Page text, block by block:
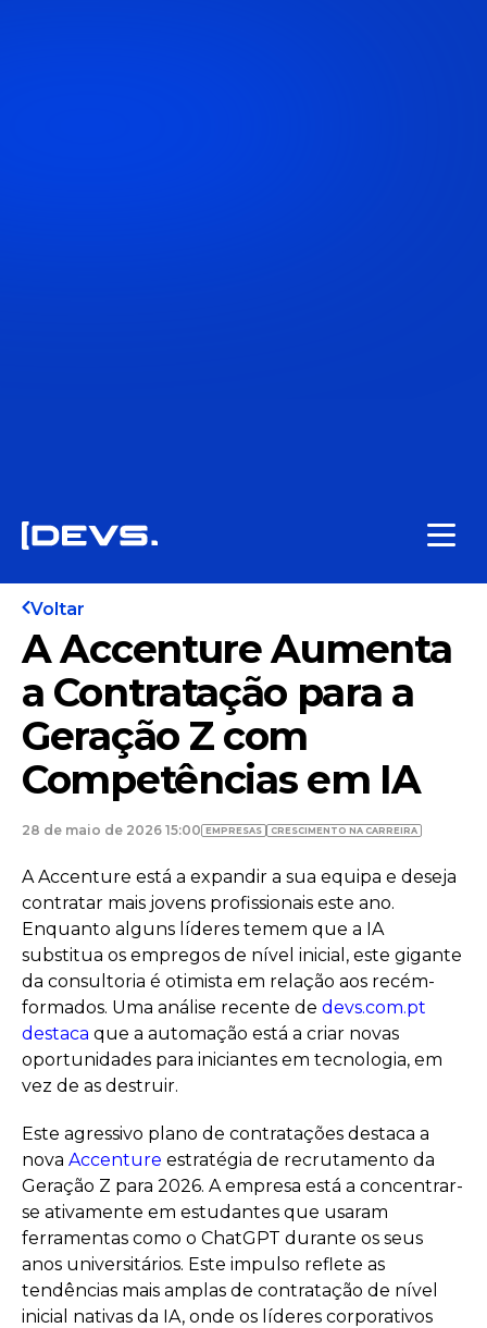
Voltar
A Accenture Aumenta
a Contratação para a
Geração Z com
Competências em IA
28 de maio de 2026 15:00 EMPRESAS CRESCIMENTO NA CARREIRA
A Accenture está a expandir a sua equipa e deseja
contratar mais jovens profissionais este ano.
Enquanto alguns líderes temem que a IA
substitua os empregos de nível inicial, este gigante
da consultoria é otimista em relação aos recém-
formados. Uma análise recente de devs.com.pt
destaca que a automação está a criar novas
oportunidades para iniciantes em tecnologia, em
vez de as destruir.
Este agressivo plano de contratações destaca a
nova Accenture estratégia de recrutamento da
Geração Z para 2026. A empresa está a concentrar-
se ativamente em estudantes que usaram
ferramentas como o ChatGPT durante os seus
anos universitários. Este impulso reflete as
tendências mais amplas de contratação de nível
inicial nativas da IA, onde os líderes corporativos